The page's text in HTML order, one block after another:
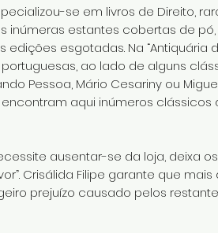
se em livros de Direito,
inúmeras estantes cobertas de pó,
esgotadas. Na “Antiquária
ao lado de alguns
Pessoa, Mário Cesariny ou
encontram aqui inúmeros clássicos
ausentar-se da loja, deixa
Crisálida Filipe garante que mais
prejuízo causado pelos